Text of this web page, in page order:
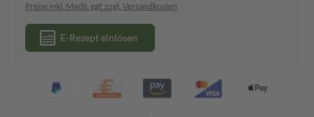
Preise inkl. MwSt. ggf. zzgl. Versandkosten
E-Rezept einlösen